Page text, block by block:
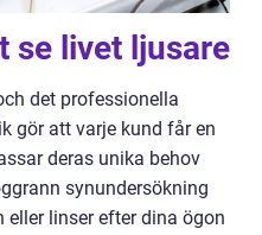
se livet ljusare
det professionella
gör att varje kund får en
deras unika behov
synundersökning
linser efter dina ögon